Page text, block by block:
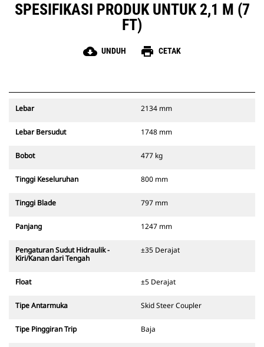
SPESIFIKASI PRODUK UNTUK 2,1 M (7
FT)
cloud_download UNDUH print CETAK
Lebar 2134 mm
Lebar Bersudut 1748 mm
Bobot 477 kg
Tinggi Keseluruhan 800 mm
Tinggi Blade 797 mm
Panjang 1247 mm
Pengaturan Sudut Hidraulik -
Kiri/Kanan dari Tengah
±35 Derajat
Float ±5 Derajat
Tipe Antarmuka Skid Steer Coupler
Tipe Pinggiran Trip Baja